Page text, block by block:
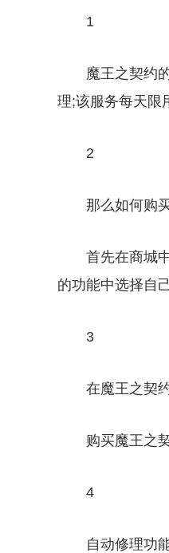
1
魔王之契约
理;该服务每天限
2
那么如何购
首先在商城
的功能中选择自
3
在魔王之契
购买魔王之
4
自动修理功